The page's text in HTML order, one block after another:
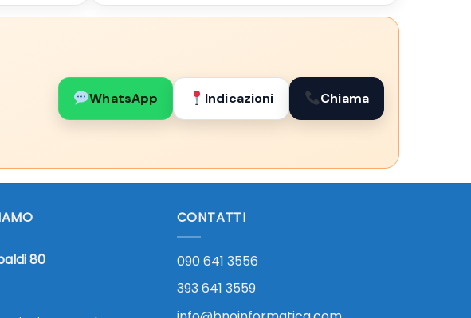
WhatsApp Indicazioni Chiama
80
CONTATTI
090 641 3556
393 641 3559